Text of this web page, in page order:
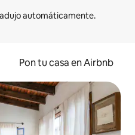
Pon tu casa en Airbnb